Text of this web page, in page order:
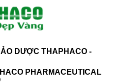
DƯỢC THAPHACO -
PHARMACEUTICAL